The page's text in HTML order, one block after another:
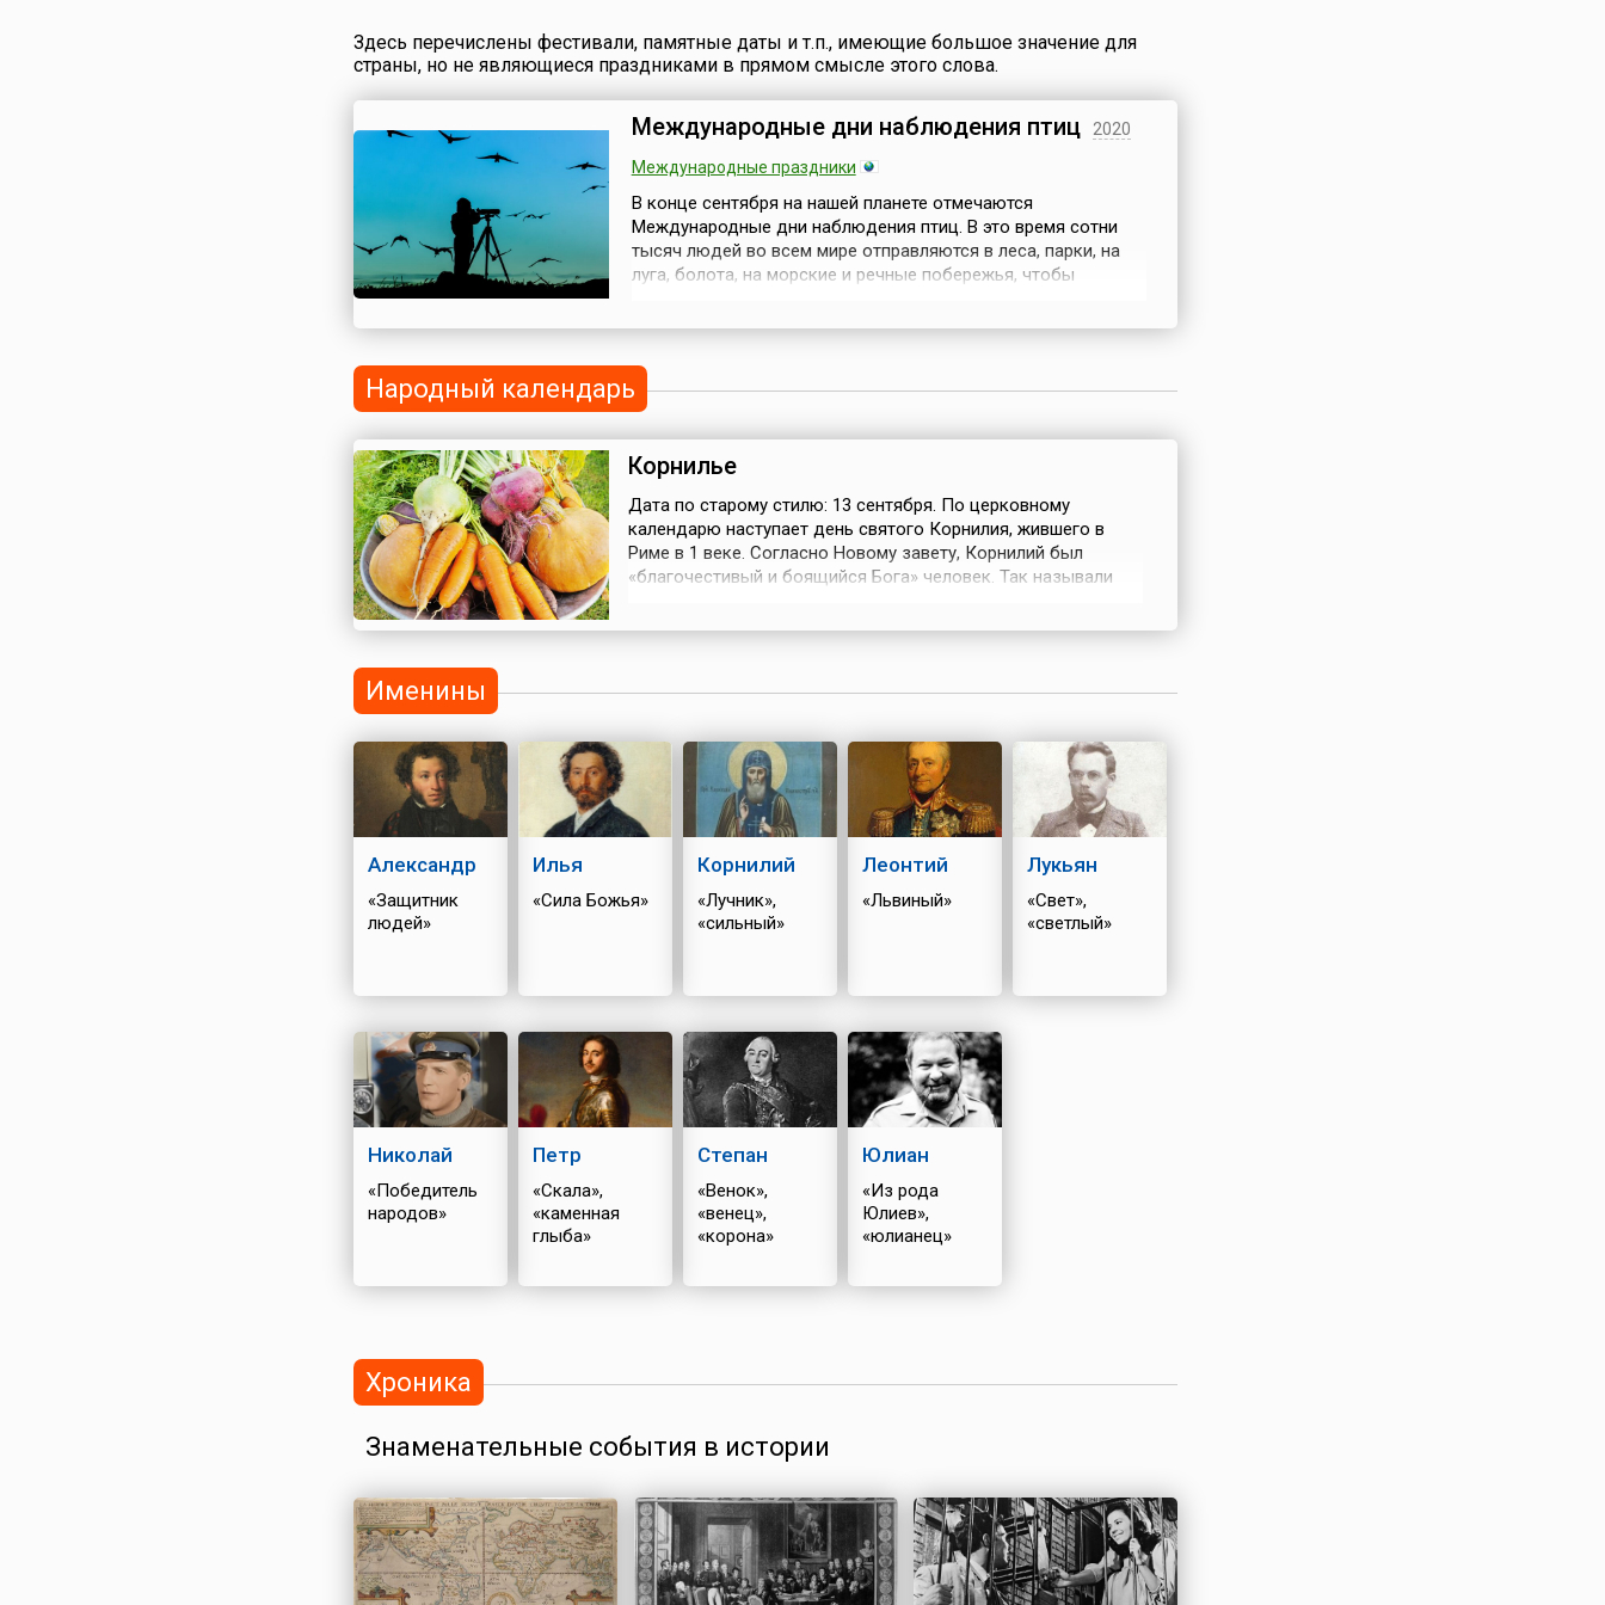
Здесь перечислены фестивали, памятные даты и т.п., имеющие большое значение для
страны, но не являющиеся праздниками в прямом смысле этого слова.
Международные дни наблюдения птиц
2020
Международные праздники
В конце сентября на нашей планете отмечаются
Международные дни наблюдения птиц. В это время сотни
тысяч людей во всем мире отправляются в леса, парки, на
луга, болота, на морские и речные побережья, чтобы
прошла в 1993 году по инициативе Междунаро...
Народный календарь
Корнилье
Дата по старому стилю: 13 сентября. По церковному
календарю наступает день святого Корнилия, жившего в
Риме в 1 веке. Согласно Новому завету, Корнилий был
«благочестивый и боящийся Бога» человек. Так называли
Именины
Александр
«Защитник
людей»
Илья
«Сила Божья»
Корнилий
«Лучник»,
«сильный»
Леонтий
«Львиный»
Лукьян
«Свет»,
«светлый»
Николай
«Победитель
народов»
Петр
«Скала»,
«каменная
глыба»
Степан
«Венок»,
«венец»,
«корона»
Юлиан
«Из рода
Юлиев»,
«юлианец»
Хроника
Знаменательные события в истории